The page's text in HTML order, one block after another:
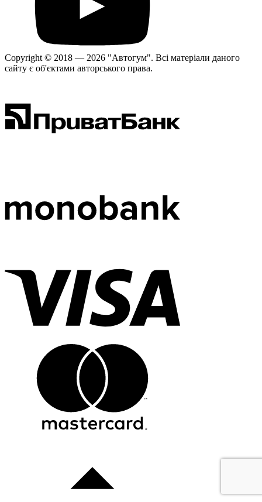
Copyright © 2018 — 2026 "Автогум". Всі матеріали даного
сайту є об'єктами авторського права.